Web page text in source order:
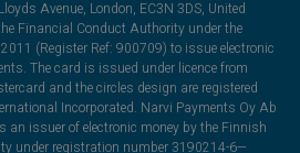
Avenue, London, EC3N 3DS, United
Financial Conduct Authority under the
(Register Ref: 900709) to issue electronic
The card is issued under licence from
and the circles design are registered
Incorporated. Narvi Payments Oy Ab
an issuer of electronic money by the Finnish
under registration number 3190214-6—